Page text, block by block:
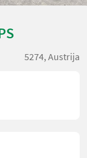
5274, Austrija